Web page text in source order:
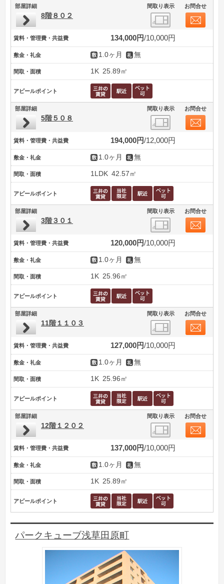
部屋詳細 間取り表示 お問合せ
8階８０２
賃料・管理費・共益費 134,000円 10,000円
敷金・礼金 1.0ヶ月 無
間取・面積 1K 25.89㎡
アピールポイント
部屋詳細 間取り表示 お問合せ
5階５０８
賃料・管理費・共益費 194,000円 12,000円
敷金・礼金 1.0ヶ月 無
間取・面積 1LDK 42.57㎡
アピールポイント
部屋詳細 間取り表示 お問合せ
3階３０１
賃料・管理費・共益費 120,000円 10,000円
敷金・礼金 1.0ヶ月 無
間取・面積 1K 25.96㎡
アピールポイント
部屋詳細 間取り表示 お問合せ
11階１１０３
賃料・管理費・共益費 127,000円 10,000円
敷金・礼金 1.0ヶ月 無
間取・面積 1K 25.96㎡
アピールポイント
部屋詳細 間取り表示 お問合せ
12階１２０２
賃料・管理費・共益費 137,000円 10,000円
敷金・礼金 1.0ヶ月 無
間取・面積 1K 25.89㎡
アピールポイント
パークキューブ浅草田原町